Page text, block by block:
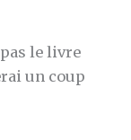
le livre
un coup